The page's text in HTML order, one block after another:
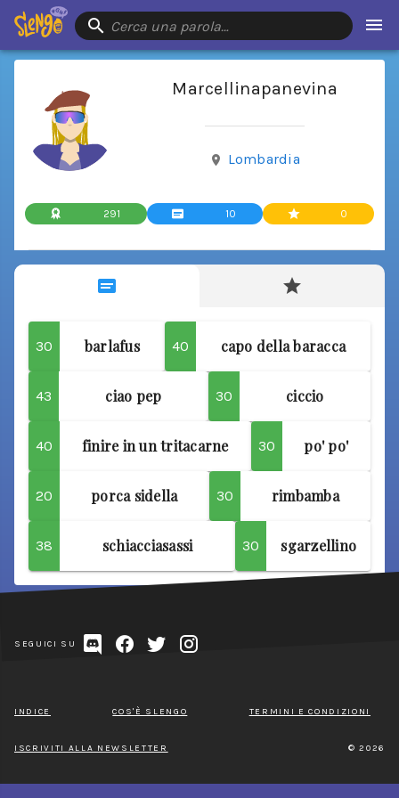
Cerca una parola…
Marcellinapanevina
Lombardia
291 10 0
30 barlafus 40 capo della baracca
43 ciao pep 30 ciccio
40 finire in un tritacarne 30 po' po'
20 porca sidella 30 rimbamba
38 schiacciasassi 30 sgarzellino
SEGUICI SU
INDICE COS'È SLENGO TERMINI E CONDIZIONI
ISCRIVITI ALLA NEWSLETTER © 2026